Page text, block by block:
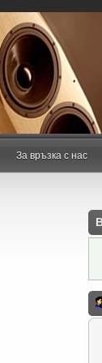
въведи своето
За връзка с нас